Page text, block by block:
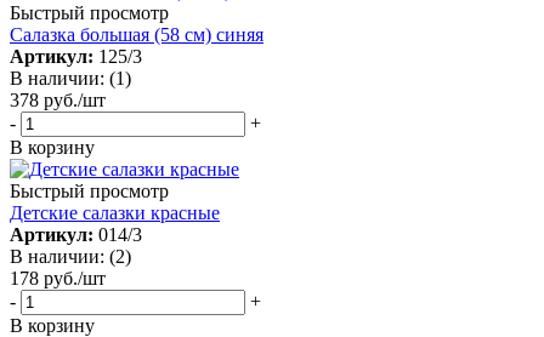
Быстрый просмотр
Салазка большая (58 см) синяя
Артикул: 125/3
В наличии: (1)
378 руб./шт
-
+
В корзину
Быстрый просмотр
Детские салазки красные
Артикул: 014/3
В наличии: (2)
178 руб./шт
-
+
В корзину